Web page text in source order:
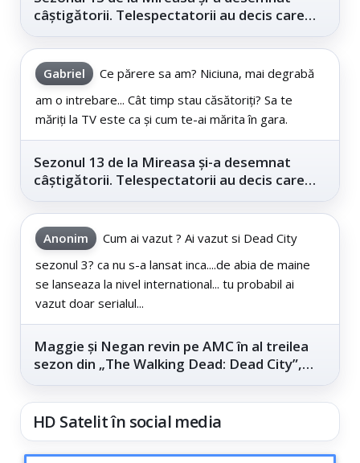
câștigătorii. Telespectatorii au decis care
Gabriel
Ce părere sa am? Niciuna, mai degrabă
am o intrebare... Cât timp stau căsătoriți? Sa te
măriți la TV este ca și cum te-ai mărita în gara.
Sezonul 13 de la Mireasa și-a desemnat
câștigătorii. Telespectatorii au decis care
Anonim
Cum ai vazut ? Ai vazut si Dead City
sezonul 3? ca nu s-a lansat inca....de abia de maine
se lanseaza la nivel international... tu probabil ai
vazut doar serialul...
Maggie și Negan revin pe AMC în al treilea
sezon din „The Walking Dead: Dead City”,
HD Satelit în social media